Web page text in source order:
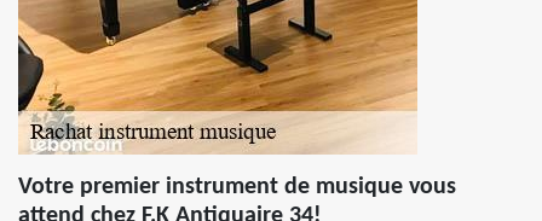
Votre premier instrument de musique vous
attend chez F.K Antiquaire 34!